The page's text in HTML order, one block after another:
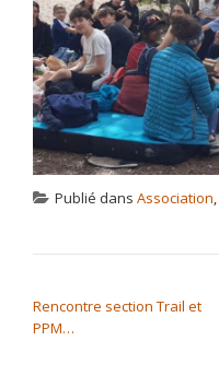
Publié dans Association
Rencontre section Trail et
PPM…